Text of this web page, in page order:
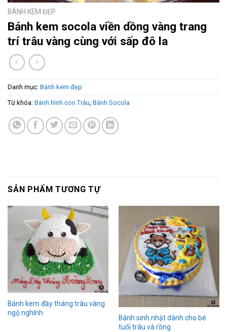
BÁNH KEM ĐẸP
Bánh kem socola viền dồng vàng trang
trí trâu vàng cùng với sấp đô la
Danh mục: Bánh kem đẹp
Từ khóa: Bánh hình con Trâu Bánh Socola
SẢN PHẨM TƯƠNG TỰ
Bánh kem đầy tháng trâu vàng
ngộ nghĩnh
Bánh sinh nhật dành cho bé
tuổi trâu và rồng